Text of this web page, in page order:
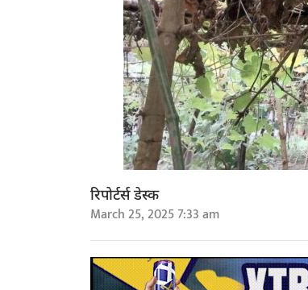
रिपोर्टर्स डेस्क
March 25, 2025 7:33 am